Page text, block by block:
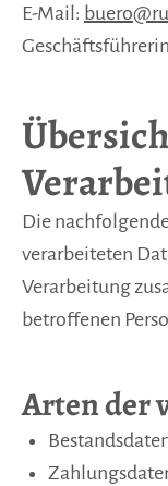
E-Mail:
Die
verarbeiteten
Verarbeitung
betroffenen
Arten der